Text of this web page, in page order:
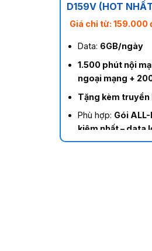
D159V (HOT
Giá chỉ từ: 159.000
Data: 6GB/ngày
1.500 phút nội
ngoại mạng +
Tặng kèm truyền
Phù hợp: Gói
kiệm nhất – data
giải trí đỉnh